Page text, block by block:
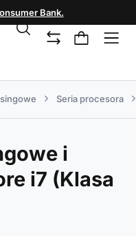
Bank.
Seria procesora
i
i7 (Klasa